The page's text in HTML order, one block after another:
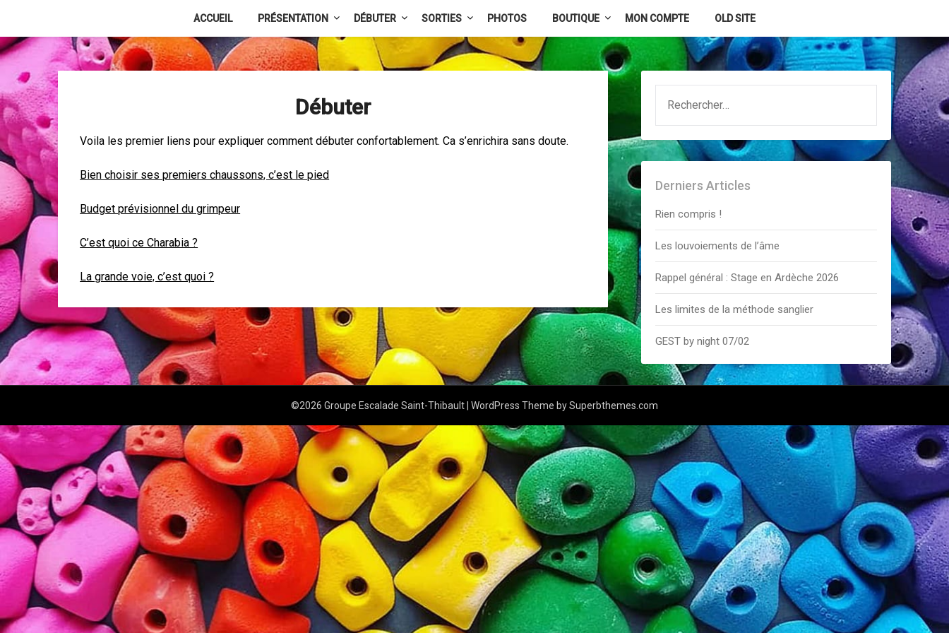
content
ACCUEIL PRÉSENTATION DÉBUTER SORTIES PHOTOS BOUTIQUE MON COMPTE OLD SITE
Débuter
Voila les premier liens pour expliquer comment débuter confortablement. Ca s’enrichira sans doute.
Bien choisir ses premiers chaussons, c’est le pied
Budget prévisionnel du grimpeur
C’est quoi ce Charabia ?
La grande voie, c’est quoi ?
Derniers Articles
Rien compris !
Les louvoiements de l’âme
Rappel général : Stage en Ardèche 2026
Les limites de la méthode sanglier
GEST by night 07/02
©2026 Groupe Escalade Saint-Thibault | WordPress Theme bySuperbthemes.com